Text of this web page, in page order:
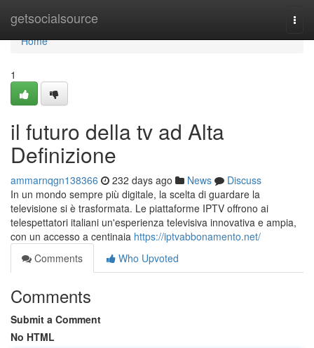
getsocialsource
Home
Home
1
il futuro della tv ad Alta
Definizione
ammarnqgn138366 232 days ago News
Discuss
In un mondo sempre più digitale, la scelta di guardare la
televisione si è trasformata. Le piattaforme IPTV offrono ai
telespettatori italiani un'esperienza televisiva innovativa e ampia,
con un accesso a centinaia https://iptvabbonamento.net/
Comments
Who Upvoted
Comments
Submit a Comment
No HTML